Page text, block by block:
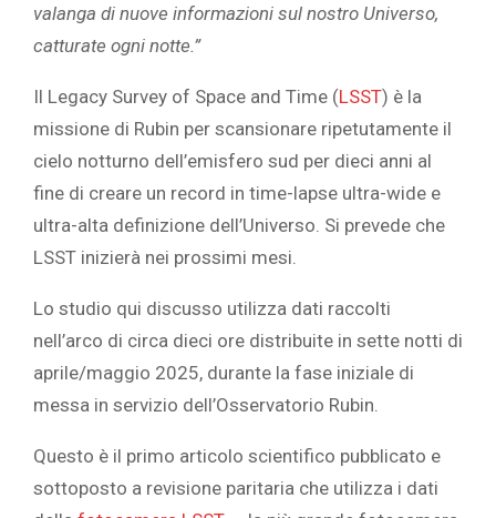
valanga di nuove informazioni sul nostro Universo,
catturate ogni notte.”
Il Legacy Survey of Space and Time (LSST) è la
missione di Rubin per scansionare ripetutamente il
cielo notturno dell’emisfero sud per dieci anni al
fine di creare un record in time-lapse ultra-wide e
ultra-alta definizione dell’Universo. Si prevede che
LSST inizierà nei prossimi mesi.
Lo studio qui discusso utilizza dati raccolti
nell’arco di circa dieci ore distribuite in sette notti di
aprile/maggio 2025, durante la fase iniziale di
messa in servizio dell’Osservatorio Rubin.
Questo è il primo articolo scientifico pubblicato e
sottoposto a revisione paritaria che utilizza i dati